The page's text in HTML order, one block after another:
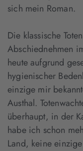
sich mein Roman.
Die klassische
Abschiednehmen
heute aufgrund
hygienischer
einzige mir
Austhal.
überhaupt, in der
habe ich schon
Land, keine